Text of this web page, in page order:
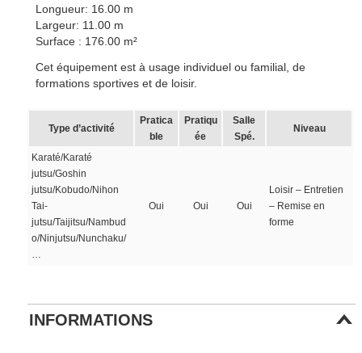
Longueur: 16.00 m
Largeur: 11.00 m
Surface : 176.00 m²
Cet équipement est à usage individuel ou familial, de
formations sportives et de loisir.
Type d’activité
Pratica
ble
Pratiqu
ée
Salle
Spé.
Niveau
Karaté/Karaté
jutsu/Goshin
jutsu/Kobudo/Nihon
Tai-
jutsu/Taijitsu/Nambud
o/Ninjutsu/Nunchaku/
…
Oui Oui Oui
Loisir – Entretien
– Remise en
forme
INFORMATIONS